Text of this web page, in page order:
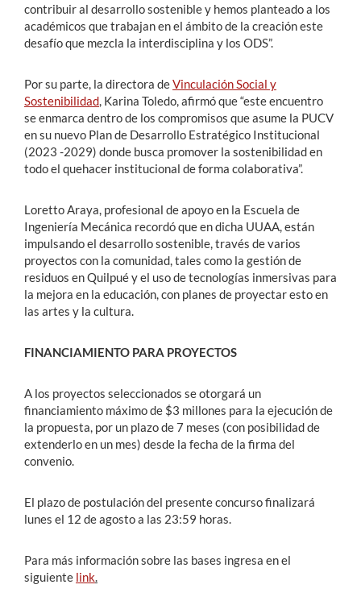
contribuir al desarrollo sostenible y hemos planteado a los
académicos que trabajan en el ámbito de la creación este
desafío que mezcla la interdisciplina y los ODS”.
Por su parte, la directora deVinculación Social y
Sostenibilidad , Karina Toledo, afirmó que “este encuentro
se enmarca dentro de los compromisos que asume la PUCV
en su nuevo Plan de Desarrollo Estratégico Institucional
(2023 -2029) donde busca promover la sostenibilidad en
todo el quehacer institucional de forma colaborativa”.
Loretto Araya, profesional de apoyo en la Escuela de
Ingeniería Mecánica recordó que en dicha UUAA, están
impulsando el desarrollo sostenible, través de varios
proyectos con la comunidad, tales como la gestión de
residuos en Quilpué y el uso de tecnologías inmersivas para
la mejora en la educación, con planes de proyectar esto en
las artes y la cultura.
FINANCIAMIENTO PARA PROYECTOS
A los proyectos seleccionados se otorgará un
financiamiento máximo de $3 millones para la ejecución de
la propuesta, por un plazo de 7 meses (con posibilidad de
extenderlo en un mes) desde la fecha de la firma del
convenio.
El plazo de postulación del presente concurso finalizará
lunes el 12 de agosto a las 23:59 horas.
Para más información sobre las bases ingresa en el
siguiente link